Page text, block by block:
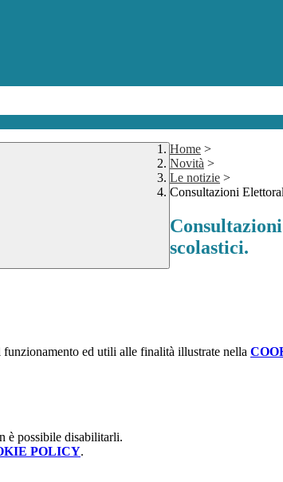
Home >
Novità >
Le notizie >
Consultazioni
scolastici.
ed utili alle finalità illustrate nella
è possibile disabilitarli.
POLICY.